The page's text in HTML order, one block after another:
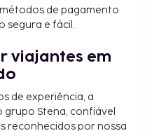
o pagamento dos
RON por pessoa, por
o alojamento nos
de pagamento
segura e fácil.
viajantes em
de experiência, a
Stena, confiável
reconhecidos por nossa